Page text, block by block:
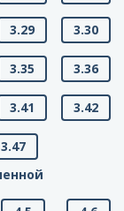
3.29 3.30
3.35 3.36
3.41 3.42
3.47